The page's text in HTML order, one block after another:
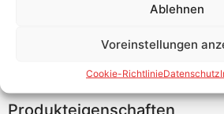
Ablehnen
Voreinstellungen
Cookie-RichtlinieDatenschutz
Kompatibel mit
Robuste V2A-Ausführung für
Produkteigenschaften